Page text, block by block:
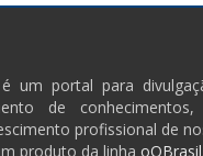
um portal para
de
profissional de
produto da linha oQBrasil.